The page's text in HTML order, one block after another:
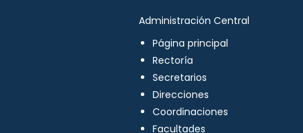
Administración Central
Página principal
Rectoría
Secretarios
Direcciones
Coordinaciones
Facultades